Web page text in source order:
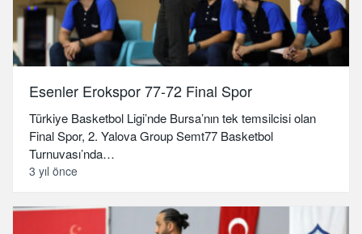
Esenler Erokspor 77-72 Final Spor
Türkiye Basketbol Ligi’nde Bursa’nın tek temsilcisi olan
Final Spor, 2. Yalova Group Semt77 Basketbol
Turnuvası’nda…
3 yıl önce